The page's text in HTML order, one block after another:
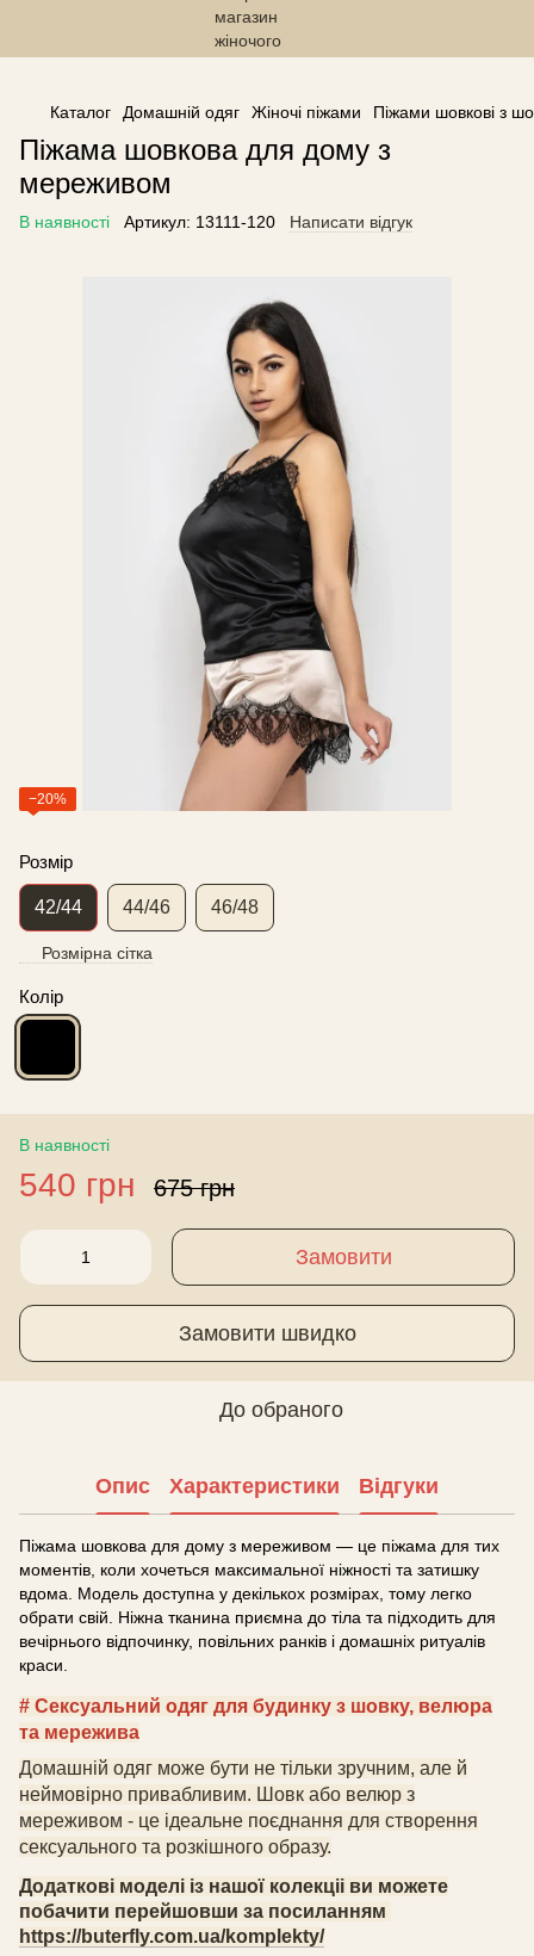
------------------------------------------------
Каталог Домашній одяг Жіночі піжами Піжами шовкові з
Піжама шовкова для дому з
мереживом
В наявності Артикул: 13111-120 Написати відгук
−20%
Розмір
42/44 44/46 46/48
Розмірна сітка
Колір
В наявності
540 грн 675 грн
Замовити
Замовити швидко
До обраного
Опис Характеристики Відгуки
Піжама шовкова для дому з мереживом — це піжама для тих
моментів, коли хочеться максимальної ніжності та затишку
вдома. Модель доступна у декількох розмірах, тому легко
обрати свій. Ніжна тканина приємна до тіла та підходить для
вечірнього відпочинку, повільних ранків і домашніх ритуалів
краси.
# Сексуальний одяг для будинку з шовку, велюра
та мережива
Домашній одяг може бути не тільки зручним, але й
неймовірно привабливим. Шовк або велюр з
мереживом - це ідеальне поєднання для створення
сексуального та розкішного образу.
Додаткові моделі із нашої колекціі ви можете
побачити перейшовши за посиланням
https://buterfly.com.ua/komplekty/